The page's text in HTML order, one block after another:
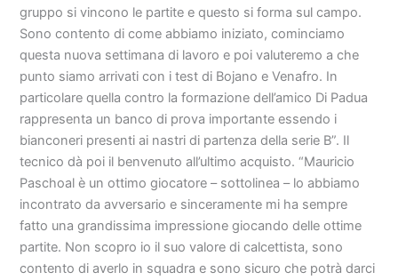
gruppo si vincono le partite e questo si forma sul campo.
Sono contento di come abbiamo iniziato, cominciamo
questa nuova settimana di lavoro e poi valuteremo a che
punto siamo arrivati con i test di Bojano e Venafro. In
particolare quella contro la formazione dell’amico Di Padua
rappresenta un banco di prova importante essendo i
bianconeri presenti ai nastri di partenza della serie B”. Il
tecnico dà poi il benvenuto all’ultimo acquisto. “Mauricio
Paschoal è un ottimo giocatore – sottolinea – lo abbiamo
incontrato da avversario e sinceramente mi ha sempre
fatto una grandissima impressione giocando delle ottime
partite. Non scopro io il suo valore di calcettista, sono
contento di averlo in squadra e sono sicuro che potrà darci